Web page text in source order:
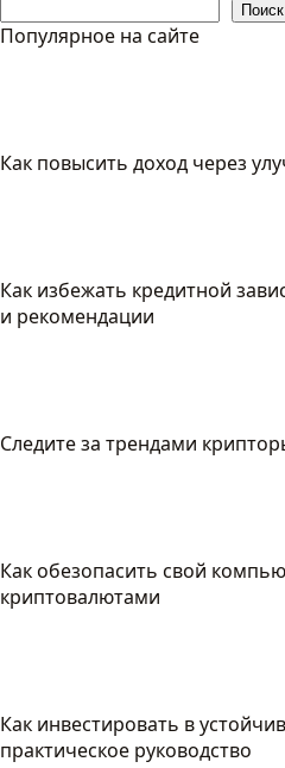
Поиск
Популярное на сайте
Как повысить доход через
Как избежать кредитной
и рекомендации
Следите за трендами
Как обезопасить свой
криптовалютами
Как инвестировать в
практическое руководство